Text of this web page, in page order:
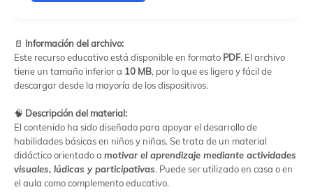
📄 Información del archivo:
Este recurso educativo está disponible en formato PDF. El archivo
tiene un tamaño inferior a 10 MB, por lo que es ligero y fácil de
descargar desde la mayoría de los dispositivos.
🧠 Descripción del material:
El contenido ha sido diseñado para apoyar el desarrollo de
habilidades básicas en niños y niñas. Se trata de un material
didáctico orientado a motivar el aprendizaje mediante actividades
visuales, lúdicas y participativas. Puede ser utilizado en casa o en
el aula como complemento educativo.